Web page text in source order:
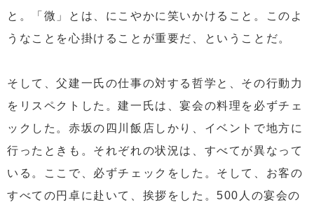
と。「微」とは、にこやかに笑いかけること。このよ
うなことを心掛けることが重要だ、ということだ。
そして、父建一氏の仕事の対する哲学と、その行動力
をリスペクトした。建一氏は、宴会の料理を必ずチェ
ックした。赤坂の四川飯店しかり、イベントで地方に
行ったときも。それぞれの状況は、すべてが異なって
いる。ここで、必ずチェックをした。そして、お客の
すべての円卓に赴いて、挨拶をした。500人の宴会の